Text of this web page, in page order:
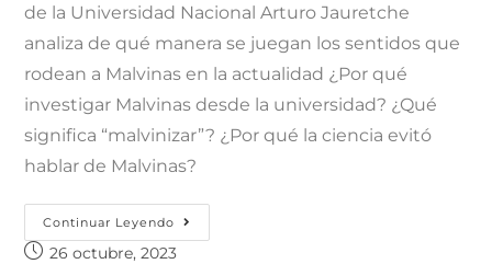
de la Universidad Nacional Arturo Jauretche
analiza de qué manera se juegan los sentidos que
rodean a Malvinas en la actualidad ¿Por qué
investigar Malvinas desde la universidad? ¿Qué
significa “malvinizar”? ¿Por qué la ciencia evitó
hablar de Malvinas?
Continuar Leyendo
26 octubre, 2023